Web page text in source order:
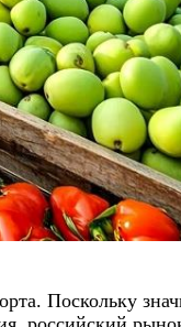
Поскольку